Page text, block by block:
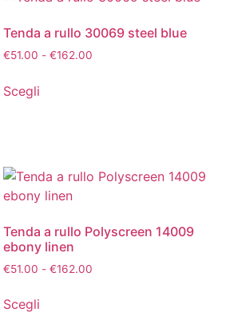
Tenda a rullo 30069 steel blue
€51.00 - €162.00
Scegli
Tenda a rullo Polyscreen 14009
ebony linen
€51.00 - €162.00
Scegli